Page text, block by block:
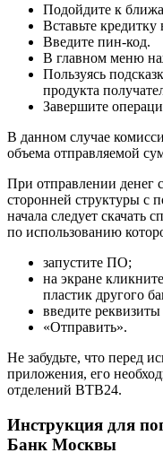
Подойдите к
Вставьте
Введите пин-код.
В главном меню
Пользуясь
продукта
Завершите
В данном случае
объема отправляемой
При отправлении денег
сторонней структуры с
начала следует скачать
по использованию
запустите ПО;
на экране
пластик другого
введите реквизиты
«Отправить».
Не забудьте, что перед
приложения, его
отделений ВТВ24.
Инструкция для
Банк Москвы